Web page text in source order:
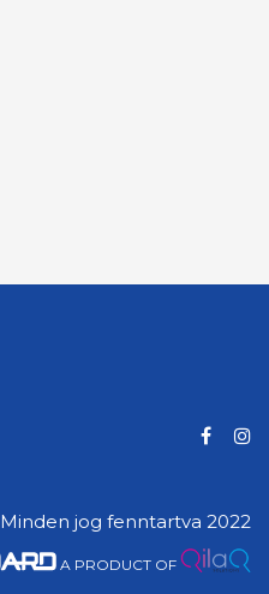
Minden jog fenntartva 2022
A PRODUCT OF